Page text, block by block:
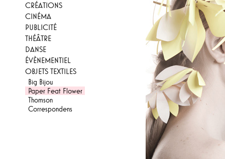
CRÉATIONS
CINÉMA
PUBLICITÉ
THÉÂTRE
DANSE
ÉVÈNEMENTIEL
OBJETS TEXTILES
Big Bijou
Paper Feat Flower
Thomson
Correspondens